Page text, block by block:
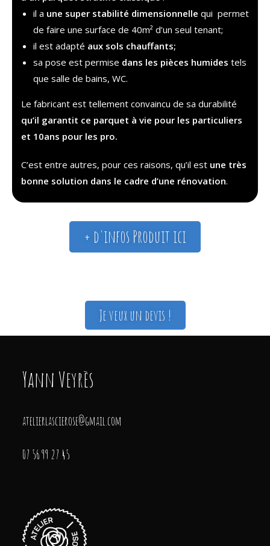
il a une super stabilité dimensionnelle qui permet
de faire une surface de 40m² d’un seul tenant;
il est adapté aux sols chauffants;
sa pose est permise dans les pièces humides tels
que salle de bains, WC.
Le fabricant est tellement convaincu de sa durabilité
qu’il garantit ce parquet à vie pour les particuliers
et 10ans pour les pro.
C’est entre autres, pour ces raisons, qu’il est une très
bonne solution dans le cadre d’une rénovation.
+ d'infos Produit ici
Je veux un devis !
Yann Veyrès
atelierlascierose@gmail.com
07 56 99 27 45